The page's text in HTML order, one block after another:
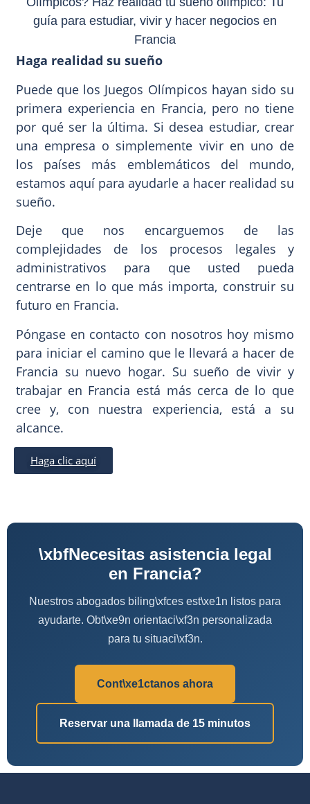
Haga realidad su sueño
Puede que los Juegos Olímpicos hayan sido su
primera experiencia en Francia, pero no tiene
por qué ser la última. Si desea estudiar, crear
una empresa o simplemente vivir en uno de
los países más emblemáticos del mundo,
estamos aquí para ayudarle a hacer realidad su
sueño.
Deje que nos encarguemos de las
complejidades de los procesos legales y
administrativos para que usted pueda
centrarse en lo que más importa, construir su
futuro en Francia.
Póngase en contacto con nosotros hoy mismo
para iniciar el camino que le llevará a hacer de
Francia su nuevo hogar. Su sueño de vivir y
trabajar en Francia está más cerca de lo que
cree y, con nuestra experiencia, está a su
alcance.
Haga clic aquí
\xbfNecesitas asistencia legal
en Francia?
Nuestros abogados biling\xfces est\xe1n listos para
ayudarte. Obt\xe9n orientaci\xf3n personalizada
para tu situaci\xf3n.
Cont\xe1ctanos ahora
Reservar una llamada de 15 minutos